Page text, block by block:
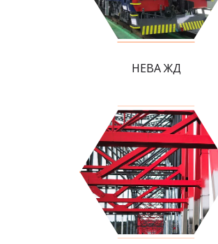
НЕВА ЖД